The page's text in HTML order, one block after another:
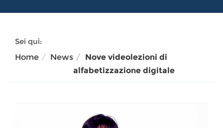
Sei qui:
Home
News
Nove videolezioni di
alfabetizzazione digitale